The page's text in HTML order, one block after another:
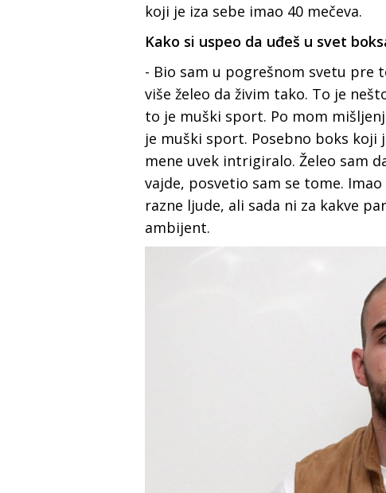
koji je iza sebe imao 40 mečeva.
Kako si uspeo da uđeš u svet
- Bio sam u pogrešnom svetu pre
više želeo da živim tako. To je
to je muški sport. Po mom
je muški sport. Posebno boks
mene uvek intrigiralo. Želeo sam
vajde, posvetio sam se tome.
razne ljude, ali sada ni za kakve
ambijent.